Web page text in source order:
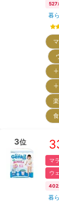
527
暮
3位
マ
ウ
402
暮